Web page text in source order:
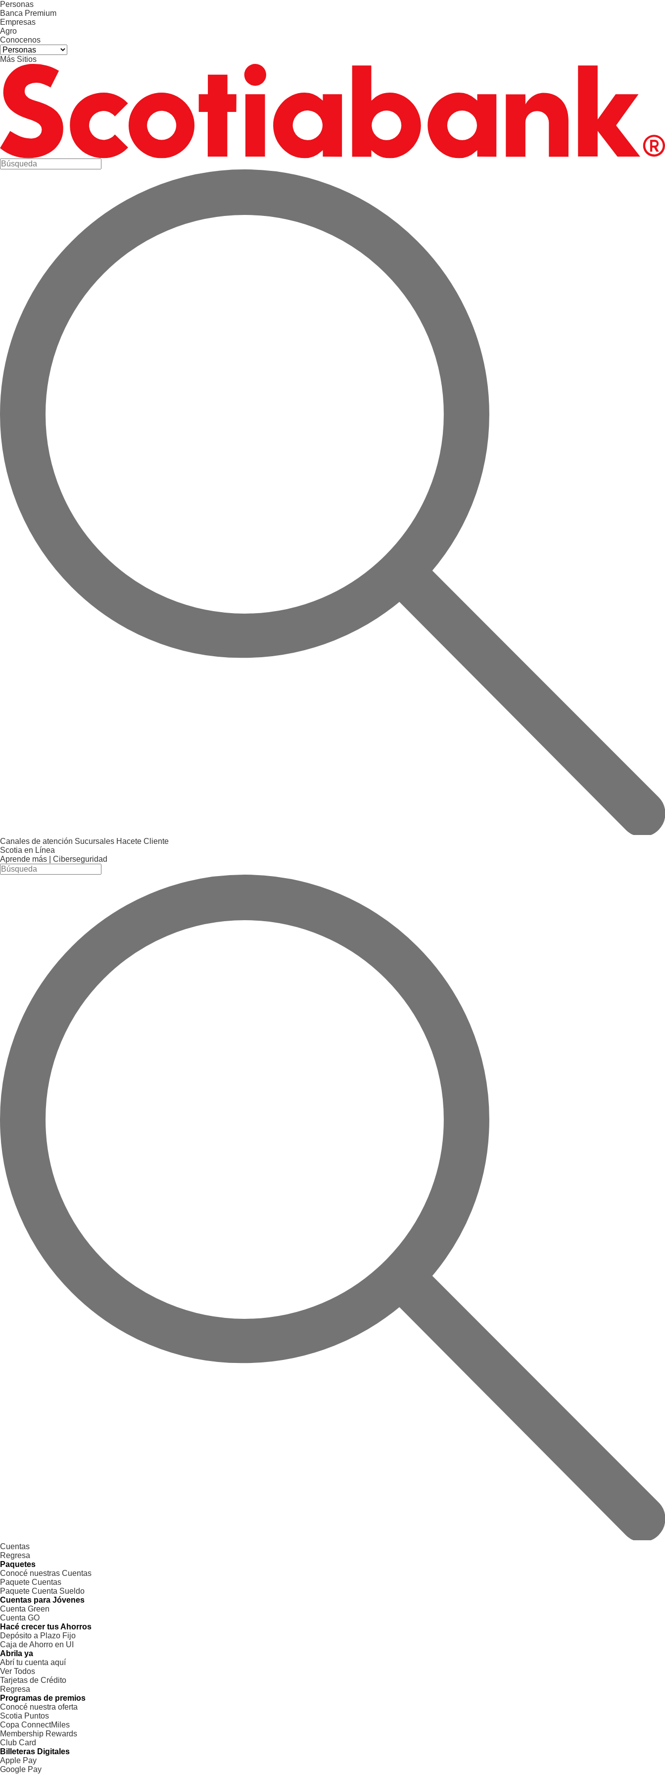
Personas
Banca Premium
Empresas
Agro
Conocenos
Más Sitios
Canales de atención Sucursales Hacete Cliente
Scotia en Línea
Aprende más |
Ciberseguridad
Cuentas
Regresa
Paquetes
Conocé nuestras Cuentas
Paquete Cuentas
Paquete Cuenta Sueldo
Cuentas para Jóvenes
Cuenta Green
Cuenta GO
Hacé crecer tus Ahorros
Depósito a Plazo Fijo
Caja de Ahorro en UI
Abrila ya
Abrí tu cuenta aquí
Ver Todos
Tarjetas de Crédito
Regresa
Programas de premios
Conocé nuestra oferta
Scotia Puntos
Copa ConnectMiles
Membership Rewards
Club Card
Billeteras Digitales
Apple Pay
Google Pay